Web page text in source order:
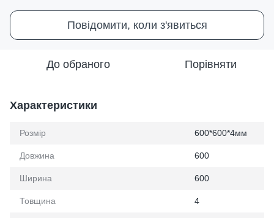
Повідомити, коли з'явиться
До обраного Порівняти
Характеристики
Розмір 600*600*4мм
Довжина 600
Ширина 600
Товщина 4